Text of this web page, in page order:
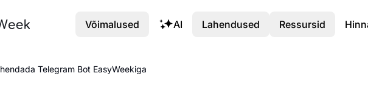
Telegram Bot EasyWeekiga
Võimalused AI Lahendused Ressursid